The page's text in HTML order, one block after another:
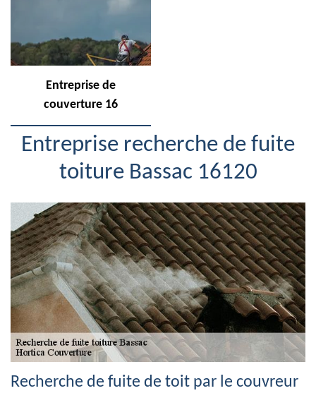
Entreprise de
couverture 16
Entreprise recherche de fuite
toiture Bassac 16120
Recherche de fuite de toit par le couvreur